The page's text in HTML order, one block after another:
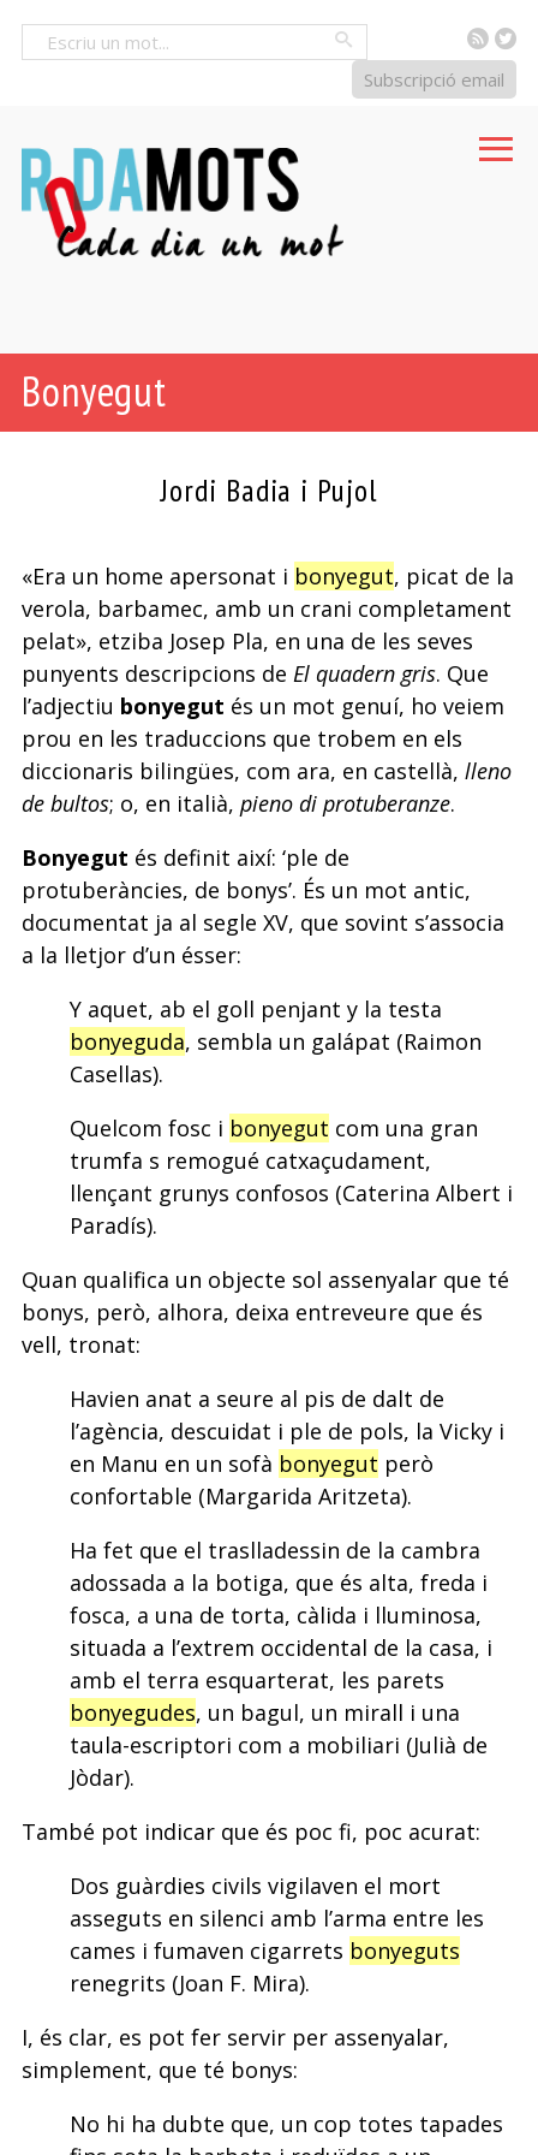
RSS
Subscripció email
Bonyegut
Jordi Badia i Pujol
«Era un home apersonat i bonyegut, picat de la
verola, barbamec, amb un crani completament
pelat», etziba Josep Pla, en una de les seves
punyents descripcions de El quadern gris. Que
l’adjectiu bonyegut és un mot genuí, ho veiem
prou en les traduccions que trobem en els
diccionaris bilingües, com ara, en castellà, lleno
de bultos; o, en italià, pieno di protuberanze.
Bonyegut és definit així: ‘ple de
protuberàncies, de bonys’. És un mot antic,
documentat ja al segle XV, que sovint s’associa
a la lletjor d’un ésser:
Y aquet, ab el goll penjant y la testa
bonyeguda, sembla un galápat (Raimon
Casellas).
Quelcom fosc i bonyegut com una gran
trumfa s remogué catxaçudament,
llençant grunys confosos (Caterina Albert i
Paradís).
Quan qualifica un objecte sol assenyalar que té
bonys, però, alhora, deixa entreveure que és
vell, tronat:
Havien anat a seure al pis de dalt de
l’agència, descuidat i ple de pols, la Vicky i
en Manu en un sofà bonyegut però
confortable (Margarida Aritzeta).
Ha fet que el traslladessin de la cambra
adossada a la botiga, que és alta, freda i
fosca, a una de torta, càlida i lluminosa,
situada a l’extrem occidental de la casa, i
amb el terra esquarterat, les parets
bonyegudes, un bagul, un mirall i una
taula-escriptori com a mobiliari (Julià de
Jòdar).
També pot indicar que és poc fi, poc acurat:
Dos guàrdies civils vigilaven el mort
asseguts en silenci amb l’arma entre les
cames i fumaven cigarrets bonyeguts
renegrits (Joan F. Mira).
I, és clar, es pot fer servir per assenyalar,
simplement, que té bonys:
No hi ha dubte que, un cop totes tapades